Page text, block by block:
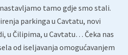
tamo gdje smo stali.
parkinga u Cavtatu, novi
u Čilipima, u Cavtatu… Čeka nas
od iseljavanja omogućavanjem